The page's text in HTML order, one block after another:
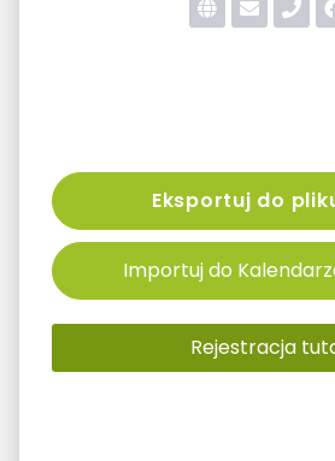
Eksportuj do
Importuj do
Rejestracja